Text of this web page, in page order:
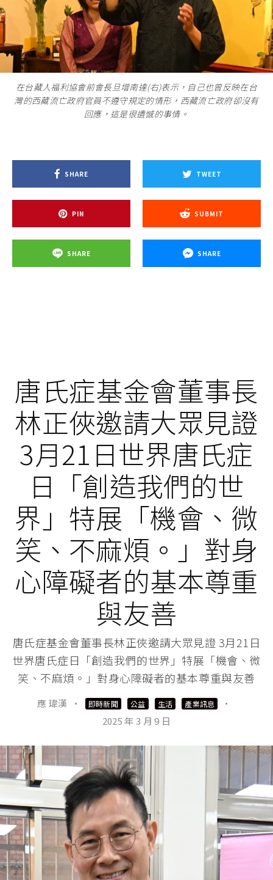
在台藏人福利協會前會長旦增南達(右)表示，自己也曾反映在台
灣的西藏流亡政府官員不遵守規定的情形，西藏流亡政府卻沒有
回應，這是很遺憾的事情。
SHARE TWEET
PIN SUBMIT
SHARE SHARE
唐氏症基金會董事長
林正俠邀請大眾見證
3月21日世界唐氏症
日「創造我們的世
界」特展「機會、微
笑、不麻煩。」對身
心障礙者的基本尊重
與友善
唐氏症基金會董事長林正俠邀請大眾見證 3月21日
世界唐氏症日「創造我們的世界」特展「機會、微
笑、不麻煩。」對身心障礙者的基本尊重與友善
應 瑋漢 · 即時新聞 公益 生活 產業訊息
·
2025 年 3 月 9 日